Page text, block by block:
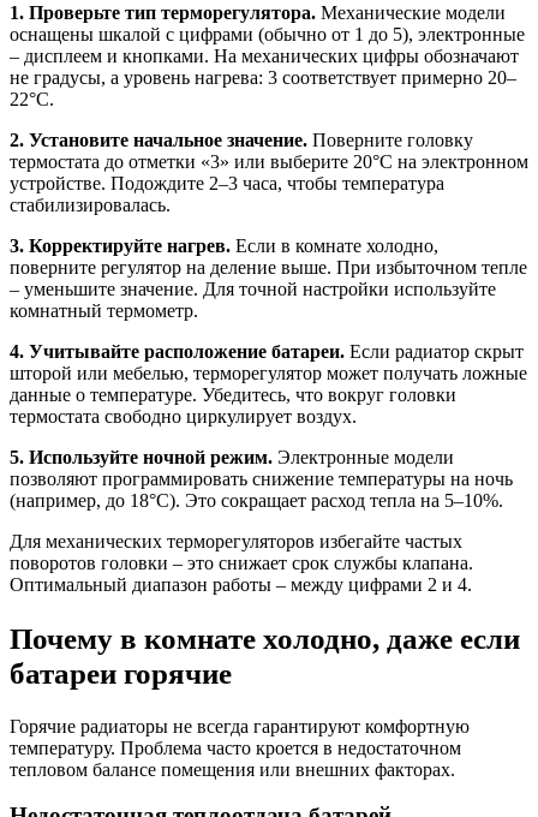
1. Проверьте тип терморегулятора. Механические модели
оснащены шкалой с цифрами (обычно от 1 до 5), электронные
– дисплеем и кнопками. На механических цифры обозначают
не градусы, а уровень нагрева: 3 соответствует примерно 20–
22°C.
2. Установите начальное значение. Поверните головку
термостата до отметки «3» или выберите 20°C на электронном
устройстве. Подождите 2–3 часа, чтобы температура
стабилизировалась.
3. Корректируйте нагрев. Если в комнате холодно,
поверните регулятор на деление выше. При избыточном тепле
– уменьшите значение. Для точной настройки используйте
комнатный термометр.
4. Учитывайте расположение батареи. Если радиатор скрыт
шторой или мебелью, терморегулятор может получать ложные
данные о температуре. Убедитесь, что вокруг головки
термостата свободно циркулирует воздух.
5. Используйте ночной режим. Электронные модели
позволяют программировать снижение температуры на ночь
(например, до 18°C). Это сокращает расход тепла на 5–10%.
Для механических терморегуляторов избегайте частых
поворотов головки – это снижает срок службы клапана.
Оптимальный диапазон работы – между цифрами 2 и 4.
Почему в комнате холодно, даже если
батареи горячие
Горячие радиаторы не всегда гарантируют комфортную
температуру. Проблема часто кроется в недостаточном
тепловом балансе помещения или внешних факторах.